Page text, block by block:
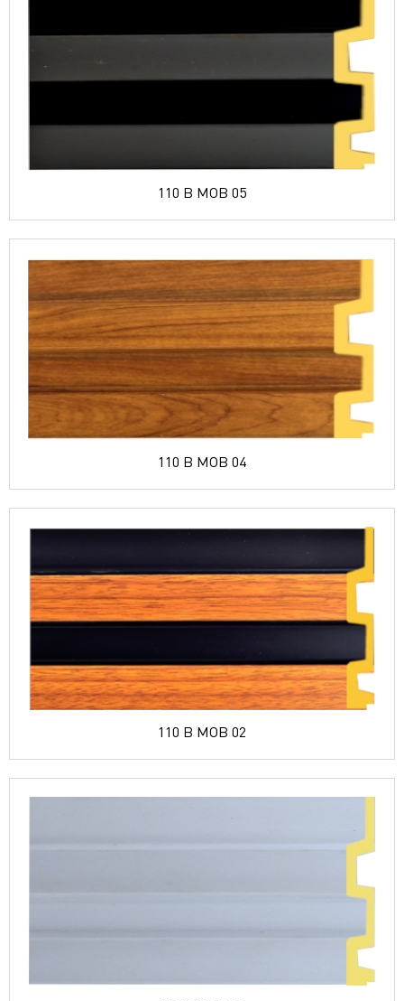
110 B MOB 05
110 B MOB 04
110 B MOB 02